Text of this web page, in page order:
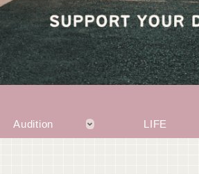
Audition LIFE